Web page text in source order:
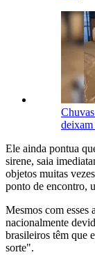
deixam
Ele ainda pontua
sirene, saia
objetos muitas
ponto de encontro,
Mesmos com esses
nacionalmente
brasileiros têm que
sorte".